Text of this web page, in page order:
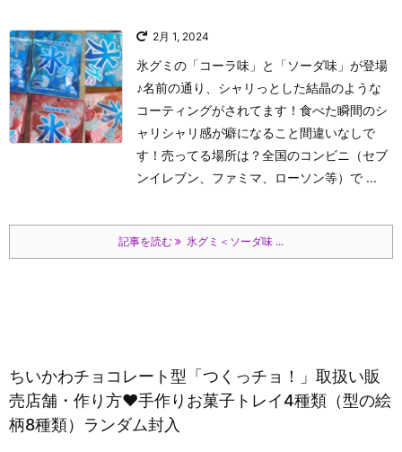
2月 1, 2024
氷グミの「コーラ味」と「ソーダ味」が登場
♪名前の通り、シャリっとした結晶のような
コーティングがされてます！食べた瞬間のシ
ャリシャリ感が癖になること間違いなしで
す！売ってる場所は？全国のコンビニ（セブ
ンイレブン、ファミマ、ローソン等）で ...
記事を読む 氷グミ＜ソーダ味 ...
ちいかわチョコレート型「つくっチョ！」取扱い販
売店舗・作り方♥手作りお菓子トレイ4種類（型の絵
柄8種類）ランダム封入